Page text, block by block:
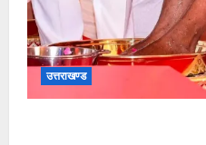
उत्तराखण्ड